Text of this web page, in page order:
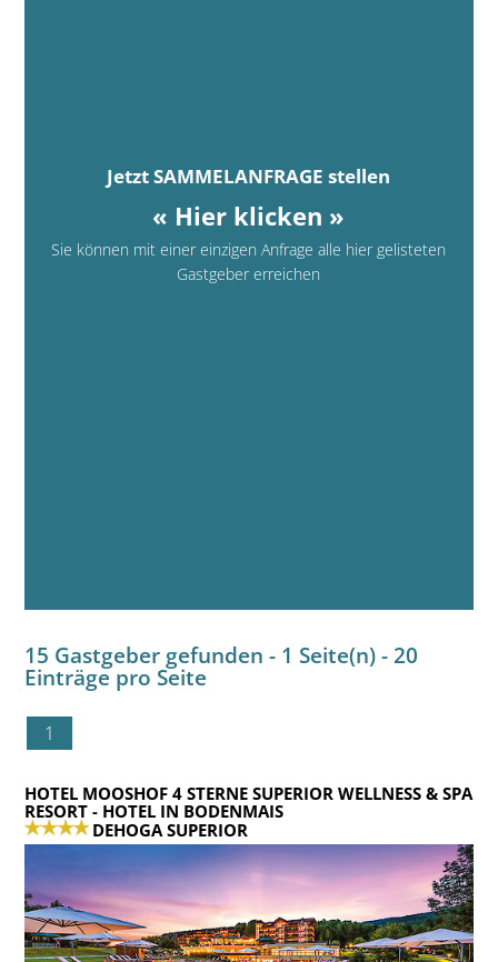
Jetzt SAMMELANFRAGE stellen
« Hier klicken »
Sie können mit einer einzigen Anfrage alle hier gelisteten
Gastgeber erreichen
15 Gastgeber gefunden - 1 Seite(n) - 20
Einträge pro Seite
1
HOTEL MOOSHOF 4 STERNE SUPERIOR WELLNESS & SPA
RESORT- HOTEL IN BODENMAIS
DEHOGA SUPERIOR